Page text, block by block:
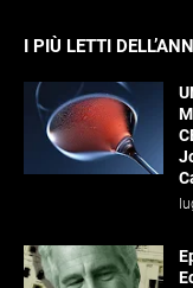
I PIÙ LETTI